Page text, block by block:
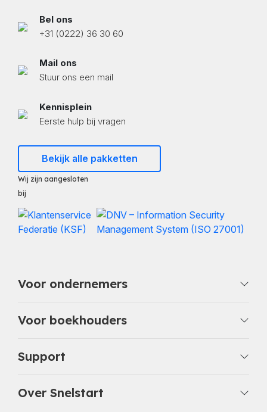
Bel ons
+31 (0222) 36 30 60
Mail ons
Stuur ons een mail
Kennisplein
Eerste hulp bij vragen
Bekijk alle pakketten
Wij zijn aangesloten
bij
Voor ondernemers
Voor boekhouders
Support
Over Snelstart